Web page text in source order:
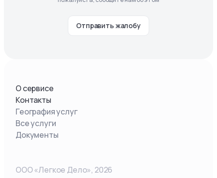
Отправить жалобу
О сервисе
Контакты
География услуг
Все услуги
Документы
ООО «Легкое Дело», 2026